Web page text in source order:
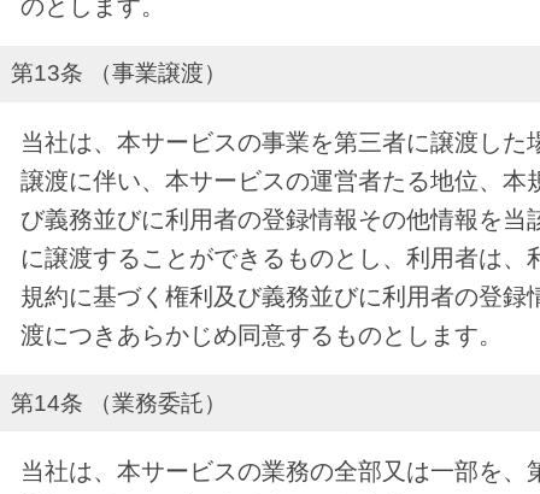
第13条 （事業譲渡）
当社は、本サービスの事業を第三者に譲渡した
譲渡に伴い、本サービスの運営者たる地位、本
び義務並びに利用者の登録情報その他情報を当
に譲渡することができるものとし、利用者は、
規約に基づく権利及び義務並びに利用者の登録
渡につきあらかじめ同意するものとします。
第14条 （業務委託）
当社は、本サービスの業務の全部又は一部を、